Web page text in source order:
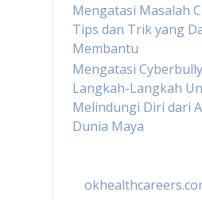
Mengatasi Masalah
Tips dan Trik yang
Membantu
Mengatasi
Langkah-Langkah
Melindungi Diri dari
Dunia Maya